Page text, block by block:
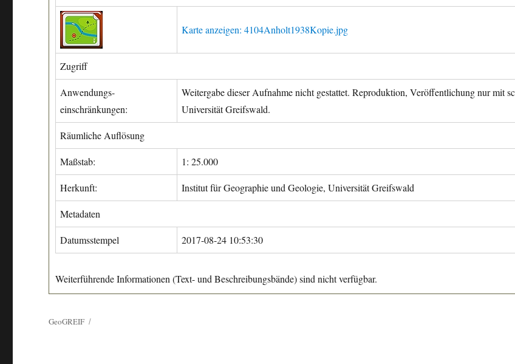
Karte anzeigen: 4104Anholt1938Kopie.jpg
Zugriff
Anwendungs-
einschränkungen:
Weitergabe dieser Aufnahme nicht gestattet. Reproduktion, Veröffentlichung nur mit
Universität Greifswald.
Räumliche Auflösung
Maßstab: 1: 25.000
Herkunft: Institut für Geographie und Geologie, Universität Greifswald
Metadaten
Datumsstempel 2017-08-24 10:53:30
Weiterführende Informationen (Text- und Beschreibungsbände) sind nicht verfügbar.
GeoGREIF